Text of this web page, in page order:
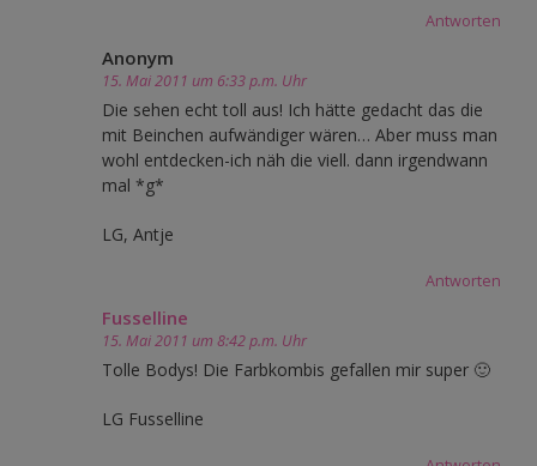
Antworten
Anonym
15. Mai 2011 um 6:33 p.m. Uhr
Die sehen echt toll aus! Ich hätte gedacht das die
mit Beinchen aufwändiger wären… Aber muss man
wohl entdecken-ich näh die viell. dann irgendwann
mal *g*
LG, Antje
Antworten
Fusselline
15. Mai 2011 um 8:42 p.m. Uhr
Tolle Bodys! Die Farbkombis gefallen mir super 🙂
LG Fusselline